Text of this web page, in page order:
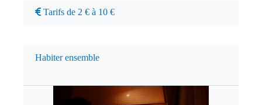
Tarifs de 2 € à 10 €
Habiter ensemble